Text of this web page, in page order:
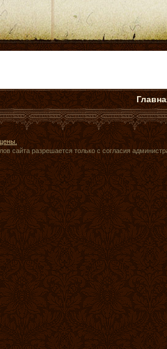
сайта разрешается только с согласия